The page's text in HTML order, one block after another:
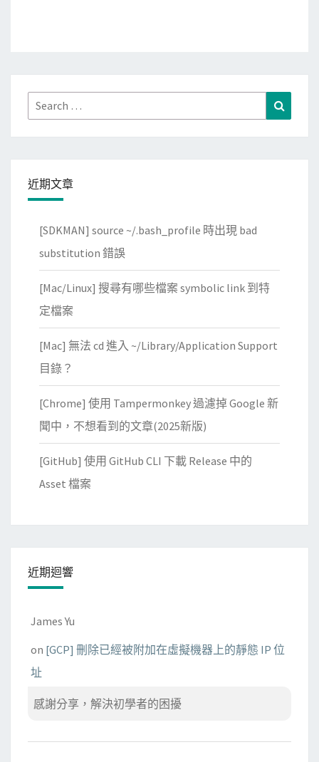
Search
for:
近期文章
[SDKMAN] source ~/.bash_profile 時出現 bad
substitution 錯誤
[Mac/Linux] 搜尋有哪些檔案 symbolic link 到特
定檔案
[Mac] 無法 cd 進入 ~/Library/Application Support
目錄？
[Chrome] 使用 Tampermonkey 過濾掉 Google 新
聞中，不想看到的文章(2025新版)
[GitHub] 使用 GitHub CLI 下載 Release 中的
Asset 檔案
近期迴響
James Yu
on [GCP] 刪除已經被附加在虛擬機器上的靜態 IP 位
址
感謝分享，解決初學者的困擾